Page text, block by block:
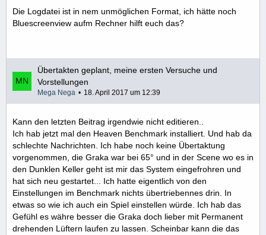
Die Logdatei ist in nem unmöglichen Format, ich hätte noch
Bluescreenview aufm Rechner hilft euch das?
Übertakten geplant, meine ersten Versuche und
Vorstellungen
Mega Nega 18. April 2017 um 12:39
Kann den letzten Beitrag irgendwie nicht editieren..
Ich hab jetzt mal den Heaven Benchmark installiert. Und hab da
schlechte Nachrichten. Ich habe noch keine Übertaktung
vorgenommen, die Graka war bei 65° und in der Scene wo es in
den Dunklen Keller geht ist mir das System eingefrohren und
hat sich neu gestartet... Ich hatte eigentlich von den
Einstellungen im Benchmark nichts übertriebennes drin. In
etwas so wie ich auch ein Spiel einstellen würde. Ich hab das
Gefühl es währe besser die Graka doch lieber mit Permanent
drehenden Lüftern laufen zu lassen. Scheinbar kann die das